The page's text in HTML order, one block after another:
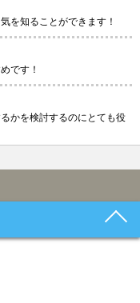
を知ることができます！
です！
かを検討するのにとても役